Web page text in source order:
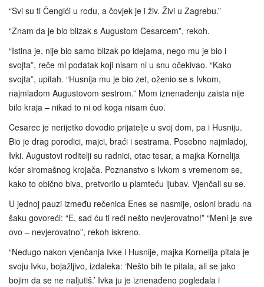
“Svi su ti Čengići u rodu, a čovjek je i živ. Živi u Zagrebu.”
“Znam da je bio blizak s Augustom Cesarcem”, rekoh.
“Istina je, nije bio samo blizak po idejama, nego mu je bio i
svojta”, reče mi podatak koji nisam ni u snu očekivao. “Kako
svojta”, upitah. “Husnija mu je bio zet, oženio se s Ivkom,
najmlađom Augustovom sestrom.” Mom iznenađenju zaista nije
bilo kraja – nikad to ni od koga nisam čuo.
Cesarec je nerijetko dovodio prijatelje u svoj dom, pa i Husniju.
Bio je drag porodici, majci, braći i sestrama. Posebno najmlađoj,
Ivki. Augustovi roditelji su radnici, otac tesar, a majka Kornelija
kćer siromašnog krojača. Poznanstvo s Ivkom s vremenom se,
kako to obično biva, pretvorilo u plamteću ljubav. Vjenčali su se.
U jednoj pauzi između rečenica Enes se nasmije, osloni bradu na
šaku govoreći: “E, sad ću ti reći nešto nevjerovatno!” “Meni je sve
ovo – nevjerovatno”, rekoh iskreno.
“Nedugo nakon vjenčanja Ivke i Husnije, majka Kornelija pitala je
svoju Ivku, bojažljivo, izdaleka: ‘Nešto bih te pitala, ali se jako
bojim da se ne naljutiš.’ Ivka ju je iznenađeno pogledala i